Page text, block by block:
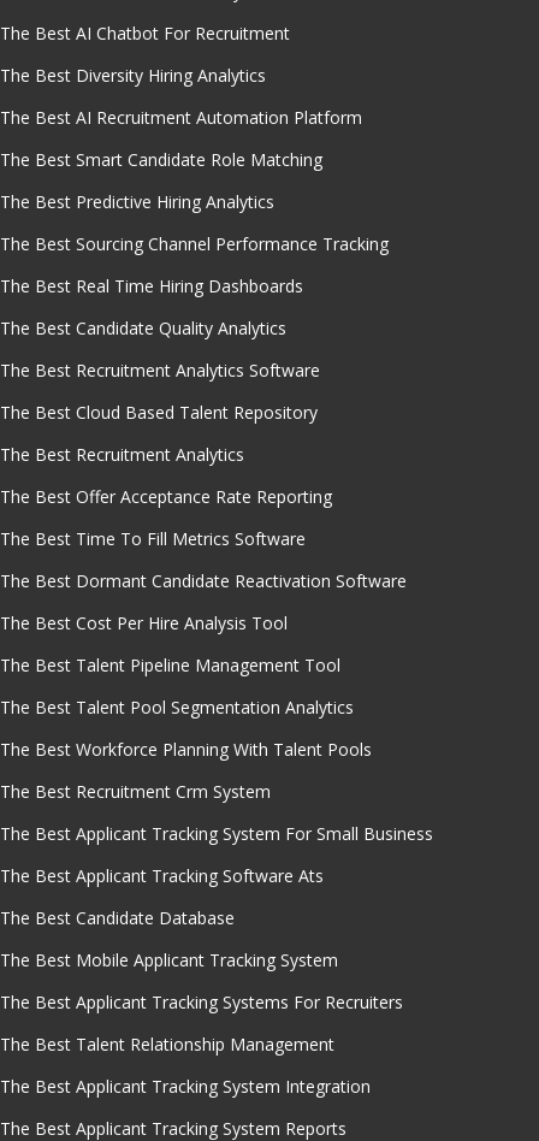
The Best AI Chatbot For Recruitment
The Best Diversity Hiring Analytics
The Best AI Recruitment Automation Platform
The Best Smart Candidate Role Matching
The Best Predictive Hiring Analytics
The Best Sourcing Channel Performance Tracking
The Best Real Time Hiring Dashboards
The Best Candidate Quality Analytics
The Best Recruitment Analytics Software
The Best Cloud Based Talent Repository
The Best Recruitment Analytics
The Best Offer Acceptance Rate Reporting
The Best Time To Fill Metrics Software
The Best Dormant Candidate Reactivation Software
The Best Cost Per Hire Analysis Tool
The Best Talent Pipeline Management Tool
The Best Talent Pool Segmentation Analytics
The Best Workforce Planning With Talent Pools
The Best Recruitment Crm System
The Best Applicant Tracking System For Small Business
The Best Applicant Tracking Software Ats
The Best Candidate Database
The Best Mobile Applicant Tracking System
The Best Applicant Tracking Systems For Recruiters
The Best Talent Relationship Management
The Best Applicant Tracking System Integration
The Best Applicant Tracking System Reports